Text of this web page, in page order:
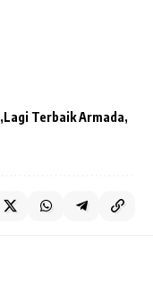
Lagi Terbaik Armada